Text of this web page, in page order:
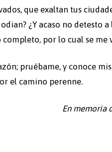
que exaltan tus
¿Y acaso no detesto
por lo cual se me
pruébame, y conoce
el camino perenne.
En memoria